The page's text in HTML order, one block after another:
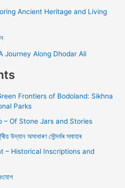
Ancient Heritage and Living
Journey Along Dhodar Ali
Frontiers of Bodoland: Sikhna
Parks
– Of Stone Jars and Stories
উদ্যান অসাধাৰণ সৌন্দৰ্যৰ সমাহাৰ
– Historical Inscriptions and